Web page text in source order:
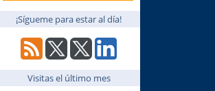
¡Sígueme para estar al día!
Visitas el último mes